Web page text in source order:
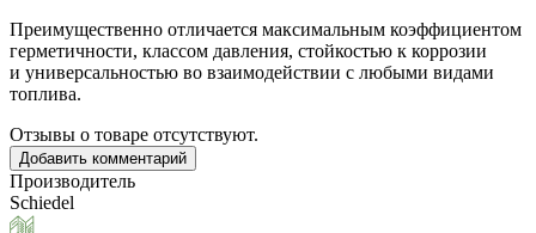
Преимущественно отличается максимальным коэффициентом
герметичности, классом давления, стойкостью к коррозии
и универсальностью во взаимодействии с любыми видами
топлива.
Отзывы о товаре отсутствуют.
Добавить комментарий
Производитель
Schiedel